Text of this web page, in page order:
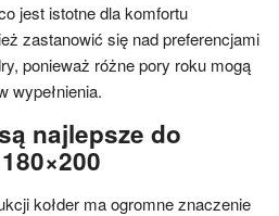
jest istotne dla komfortu
zastanowić się nad preferencjami
ponieważ różne pory roku mogą
wypełnienia.
najlepsze do
kołder ma ogromne znaczenie